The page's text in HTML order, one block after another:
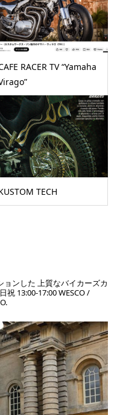
RACER TV “Yamaha
TECH
ョンした 上質なバイカーズカ
祝 13:00-17:00WESCO /